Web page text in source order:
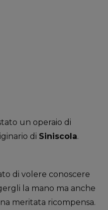
un operaio di
di Siniscola.
di volere conoscere
la mano ma anche
meritata ricompensa.